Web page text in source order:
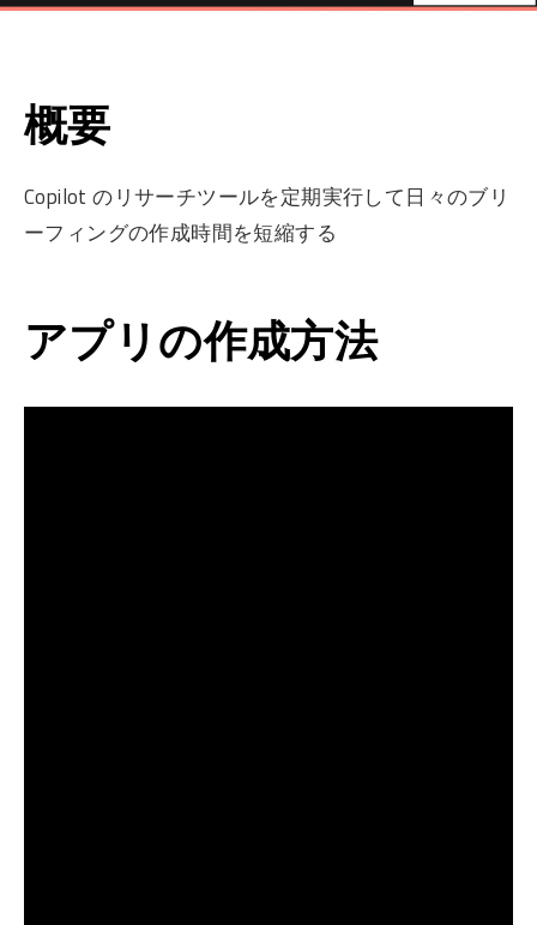
概要
Copilot のリサーチツールを定期実行して日々のブリ
ーフィングの作成時間を短縮する
アプリの作成方法